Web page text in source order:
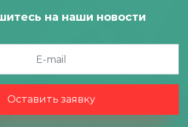
на наши новости
Оставить заявку